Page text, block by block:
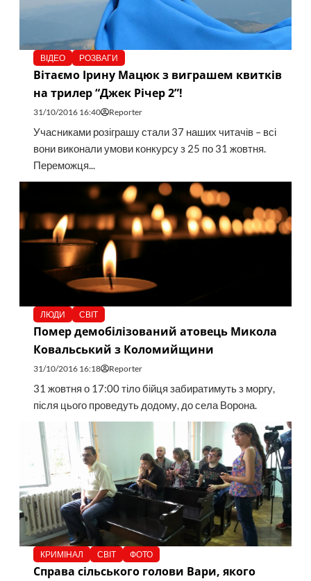
ВІДЕО РОЗВАГИ
Вітаємо Ірину Мацюк з виграшем квитків
на трилер “Джек Річер 2”!
31/10/2016 16:40 Reporter
Учасниками розіграшу стали 37 наших читачів – всі
вони виконали умови конкурсу з 25 по 31 жовтня.
Переможця...
ЛЮДИ СВІТ
Помер демобілізований атовець Микола
Ковальський з Коломийщини
31/10/2016 16:18 Reporter
31 жовтня о 17:00 тіло бійця забиратимуть з моргу,
після цього проведуть додому, до села Ворона.
КРИМІНАЛ СВІТ ФОТО
Справа сільського голови Вари, якого